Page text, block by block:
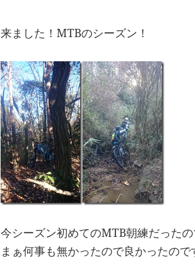
来ました！MTBのシーズン！
今シーズン初めてのMTB朝練だったの
まぁ何事も無かったので良かったので